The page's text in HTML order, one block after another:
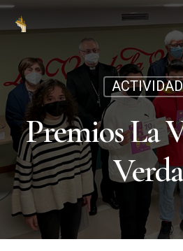
Skip
to
content
Premios La